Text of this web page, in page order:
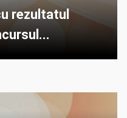
rezultatul